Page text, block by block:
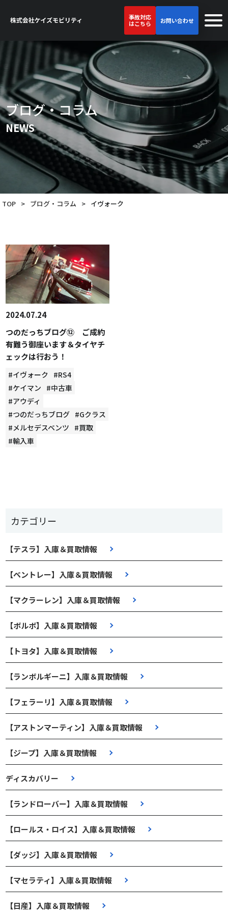
事故対応
はこちら
お問い合わせ
ブログ・コラム
NEWS
TOP > ブログ・コラム > イヴォーク
カテゴリー
【テスラ】入庫＆買取情報
【ベントレー】入庫＆買取情報
【マクラーレン】入庫＆買取情報
【ボルボ】入庫＆買取情報
【トヨタ】入庫＆買取情報
【ランボルギーニ】入庫＆買取情報
【フェラーリ】入庫＆買取情報
【アストンマーティン】入庫＆買取情報
【ジープ】入庫＆買取情報
ディスカバリー
【ランドローバー】入庫＆買取情報
【ロールス・ロイス】入庫＆買取情報
【ダッジ】入庫＆買取情報
【マセラティ】入庫＆買取情報
【日産】入庫＆買取情報
2024.07.24
つのだっちブログ⑫ ご成約
有難う御座います＆タイヤチ
ェックは行おう！
#イヴォーク #RS4
#ケイマン #中古車
#アウディ
#つのだっちブログ #Gクラス
#メルセデスベンツ #買取
#輸入車